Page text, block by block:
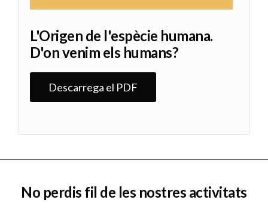
L'Origen de l'espècie humana.
D'on venim els humans?
Descarrega el PDF
No perdis fil de les nostres activitats